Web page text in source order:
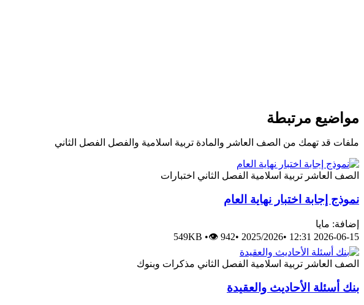
مواضيع مرتبطة
ملفات قد تهمك من الصف العاشر والمادة تربية اسلامية والفصل الفصل الثاني
الصف العاشر تربية اسلامية الفصل الثاني اختبارات
نموذج إجابة اختبار نهاية العام
إضافة: مايا
2026-06-15 12:31
•
2025/2026
•
549KB •👁 942
الصف العاشر تربية اسلامية الفصل الثاني مذكرات وبنوك
بنك أسئلة الأحاديث والعقيدة